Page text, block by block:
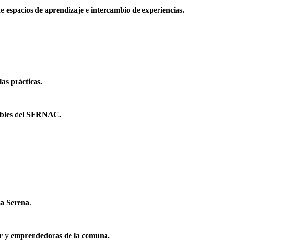
espacios de aprendizaje e intercambio de experiencias.
prácticas.
del SERNAC.
Serena.
y emprendedoras de la comuna.